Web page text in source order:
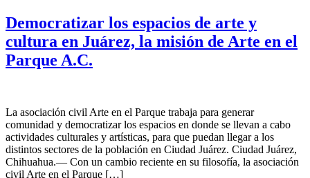
Democratizar los espacios de arte y
cultura en Juárez, la misión de Arte en el
Parque A.C.
La asociación civil Arte en el Parque trabaja para generar
comunidad y democratizar los espacios en donde se llevan a cabo
actividades culturales y artísticas, para que puedan llegar a los
distintos sectores de la población en Ciudad Juárez. Ciudad Juárez,
Chihuahua.— Con un cambio reciente en su filosofía, la asociación
civil Arte en el Parque […]